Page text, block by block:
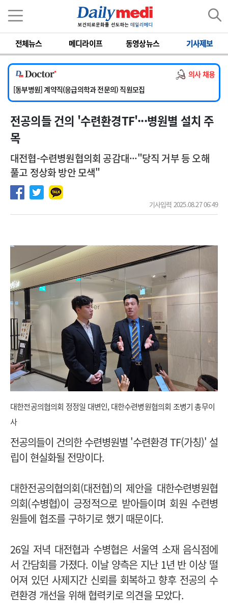
전체뉴스 메디라이프 동영상뉴스 기사제보
의사 채용
[서울아산병원] 2026년 하반기 인턴 모집
[영남대학교의료원] 마취통증의학과 임기제 임상의사 채용
[충남대학교병원] 소아청소년과(소아응급전담) 계약직 의사 공개채용
[동부병원] 계약직(응급의학과 전문의) 직원모집
[이대목동병원] 하반기 전공의(레지던트1년차) 모집
[서울아산병원] 2026년 하반기 인턴 모집
[영남대학교의료원] 마취통증의학과 임기제 임상의사 채용
전공의들 건의 '수련환경TF'···병원별 설치 주
목
대전협-수련병원협의회 공감대···"당직 거부 등 오해
풀고 정상화 방안 모색"
기사입력 2025.08.27 06:49
대한전공의협의회 정정일 대변인, 대한수련병원협의회 조병기 총무이
사
전공의들이 건의한 수련병원별 '수련환경 TF(가칭)' 설
립이 현실화될 전망이다.
대한전공의협의회(대전협)의 제안을 대한수련병원협
의회(수병협)이 긍정적으로 받아들이며 회원 수련병
원들에 협조를 구하기로 했기 때문이다.
26일 저녁 대전협과 수병협은 서울역 소재 음식점에
서 간담회를 가졌다. 이날 양측은 지난 1년 반 이상 떨
어져 있던 사제지간 신뢰를 회복하고 향후 전공의 수
련환경 개선을 위해 협력키로 의견을 모았다.